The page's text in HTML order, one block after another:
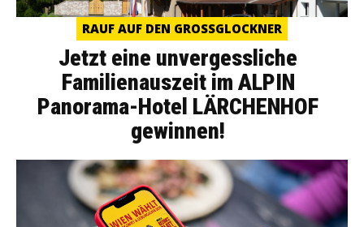
RAUF AUF DEN GROSSGLOCKNER
Jetzt eine unvergessliche
Familienauszeit im ALPIN
Panorama-Hotel LÄRCHENHOF
gewinnen!